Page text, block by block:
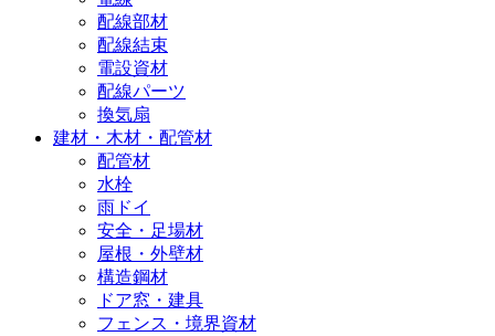
配線部材
配線結束
電設資材
配線パーツ
換気扇
建材・木材・配管材
配管材
水栓
雨ドイ
安全・足場材
屋根・外壁材
構造鋼材
ドア窓・建具
フェンス・境界資材